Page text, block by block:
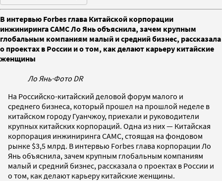
В интервью Forbes глава Китайской корпорации
инжиниринга САМС Ло Янь объяснила, зачем крупным
глобальным компаниям малый и средний бизнес, рассказала
о проектах в России и о том, как делают карьеру китайские
женщины
Ло Янь·Фото DR
На Российско-китайский деловой форум малого и
среднего бизнеса, который прошел на прошлой неделе в
китайском городу Гуанчжоу, приехали и руководители
крупных китайских корпораций. Одна из них — Китайская
корпорация инжиниринга САМС, стоящая на фондовом
рынке $3,5 млрд. В интервью Forbes глава корпорации Ло
Янь объяснила, зачем крупным глобальным компаниям
малый и средний бизнес, рассказала о проектах в России и
о том, как делают карьеру китайские женщины.